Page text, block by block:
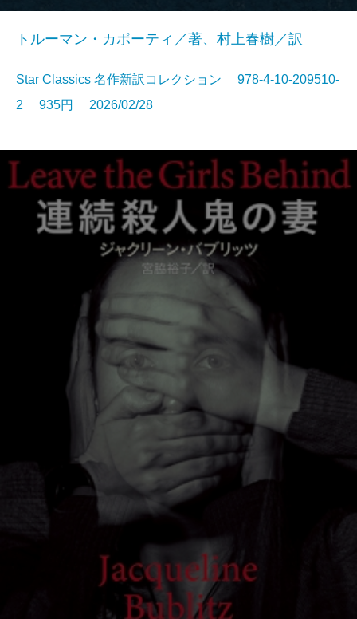
トルーマン・カポーティ／著、村上春樹／訳
Star Classics 名作新訳コレクション 978-4-10-209510-
2 935円 2026/02/28